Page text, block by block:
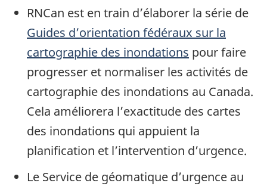
RNCan est en train d’élaborer la série de
Guides d’orientation fédéraux sur la
cartographie des inondations pour faire
progresser et normaliser les activités de
cartographie des inondations au Canada.
Cela améliorera l’exactitude des cartes
des inondations qui appuient la
planification et l’intervention d’urgence.
Le Service de géomatique d’urgence au